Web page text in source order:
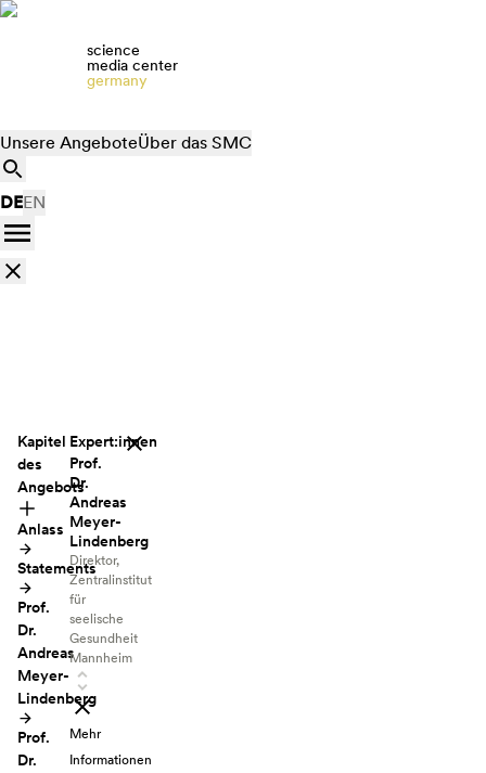
science
media center
germany
Unsere AngeboteÜber das SMC
DEEN
Kapitel
des
Angebots
Anlass
Statements
Prof.
Dr.
Andreas
Meyer-
Lindenberg
Prof.
Dr.
Expert:innen
Prof.
Dr.
Andreas
Meyer-
Lindenberg
Direktor,
Zentralinstitut
für
seelische
Gesundheit
Mannheim
Mehr
Informationen